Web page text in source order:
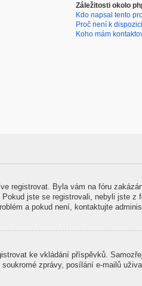
Záležitosti okolo
Kdo napsal tento
Proč není k
Koho mám
registrovat. Byla vám na fóru
jste se registrovali, nebyli jste
a pokud není, kontaktujte
ke vkládání příspěvků.
zprávy, posílání e-mailů